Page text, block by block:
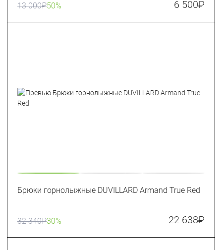
13 000₽50% 6 500₽
Брюки горнолыжные DUVILLARD Armand True Red
32 340₽30% 22 638₽